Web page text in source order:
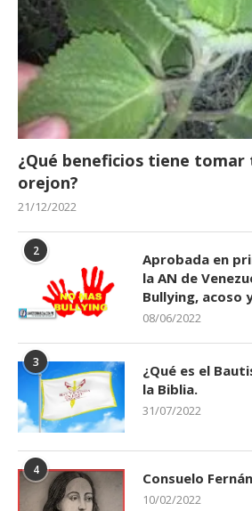
¿Qué beneficios tiene
orejon?
21/12/2022
2
Aprobada en
la AN de
Bullying, acoso
08/06/2022
3
¿Qué es el
la Biblia.
31/07/2022
4 Consuelo
10/02/2022